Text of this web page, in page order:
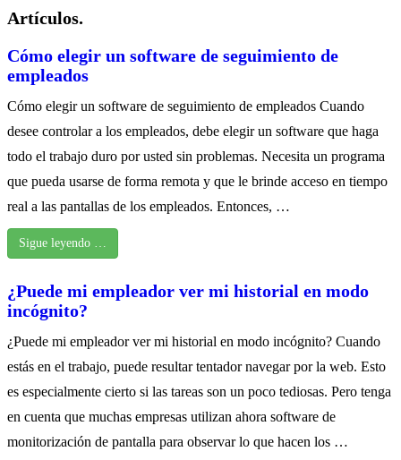
Artículos.
Cómo elegir un software de seguimiento de
empleados
Cómo elegir un software de seguimiento de empleados Cuando
desee controlar a los empleados, debe elegir un software que haga
todo el trabajo duro por usted sin problemas. Necesita un programa
que pueda usarse de forma remota y que le brinde acceso en tiempo
real a las pantallas de los empleados. Entonces, …
Sigue leyendo …
¿Puede mi empleador ver mi historial en modo
incógnito?
¿Puede mi empleador ver mi historial en modo incógnito? Cuando
estás en el trabajo, puede resultar tentador navegar por la web. Esto
es especialmente cierto si las tareas son un poco tediosas. Pero tenga
en cuenta que muchas empresas utilizan ahora software de
monitorización de pantalla para observar lo que hacen los …